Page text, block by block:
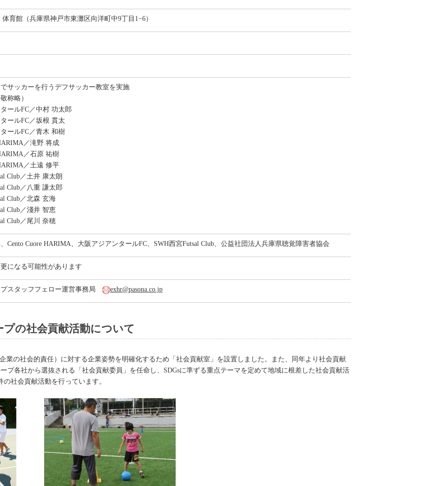
育館（兵庫県神戸市東灘区向洋町中9丁目1−6）
サッカーを行うデフサッカー教室を実施
称略）
ールFC／中村 功太郎
ールFC／坂根 貫太
ールFC／青木 和樹
／滝野 将成
／石原 祐樹
／土遠 修平
Club／土井 康太朗
Club／八重 謙太郎
Club／北森 玄海
Club／淺井 智恵
Club／尾川 奈穂
Cento Cuore HARIMA、大阪アジアンタールFC、SWH西宮Futsal Club、公益社団法人兵庫県聴覚障害者協会
になる可能性があります
スタッフフェロー運営事務局 exhr@pasona.co.jp
プの社会貢献活動について
業の社会的責任）に対する企業姿勢を明確化するため「社会貢献室」を設置しました。また、同年より社会貢献
プ各社から選抜される「社会貢献委員」を任命し、SDGsに準ずる重点テーマを定めて地域に根差した社会貢献活
社会貢献活動を行っています。